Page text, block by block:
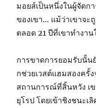
มอยส์เป็นหนึ่งในผู้จัดก
ของเขา… แม้ว่าเขาจะ
ตลอด 21 ปีที่เขาทำงา
การขาดการยอมรับนั้น
กช่วยเวสต์แฮมสองครั้
สถานการณ์ที่สิ้นหวัง เ
ยุโรป โดยเข้าชิงชนะเ